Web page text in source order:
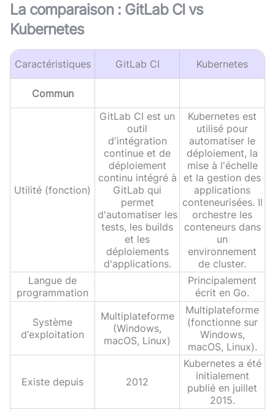
La comparaison : GitLab CI vs
Kubernetes
Caractéristiques GitLab CI Kubernetes
Commun
Utilité (fonction)
GitLab CI est un
outil
d'intégration
continue et de
déploiement
continu intégré à
GitLab qui
permet
d'automatiser les
tests, les builds
et les
déploiements
d'applications.
Kubernetes est
utilisé pour
automatiser le
déploiement, la
mise à l'échelle
et la gestion des
applications
conteneurisées. Il
orchestre les
conteneurs dans
un
environnement
de cluster.
Langue de
programmation
Principalement
écrit en Go.
Système
d‘exploitation
Multiplateforme
(Windows,
macOS, Linux)
Multiplateforme
(fonctionne sur
Windows,
macOS, Linux).
Existe depuis 2012
Kubernetes a été
initialement
publié en juillet
2015.